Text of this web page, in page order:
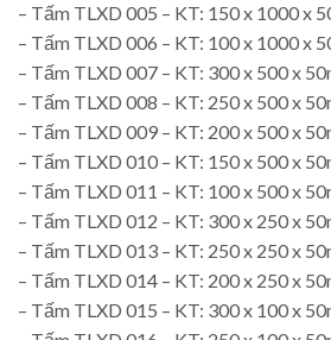
– Tấm TLXD 005 – KT: 150 x 1000 x
– Tấm TLXD 006 – KT: 100 x 1000 x
– Tấm TLXD 007 – KT: 300 x 500 x
– Tấm TLXD 008 – KT: 250 x 500 x
– Tấm TLXD 009 – KT: 200 x 500 x
– Tấm TLXD 010 – KT: 150 x 500 x
– Tấm TLXD 011 – KT: 100 x 500 x
– Tấm TLXD 012 – KT: 300 x 250 x
– Tấm TLXD 013 – KT: 250 x 250 x
– Tấm TLXD 014 – KT: 200 x 250 x
– Tấm TLXD 015 – KT: 300 x 100 x